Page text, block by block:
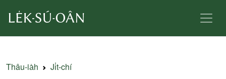
Thâu-ia̍h Ji̍t-chí